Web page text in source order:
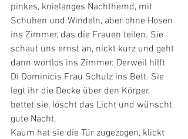
pinkes, knielanges Nachthemd, mit
Schuhen und Windeln, aber ohne Hosen
ins Zimmer, das die Frauen teilen. Sie
schaut uns ernst an, nickt kurz und geht
dann wortlos ins Zimmer. Derweil hilft
Di Dominicis Frau Schulz ins Bett. Sie
legt ihr die Decke über den Körper,
bettet sie, löscht das Licht und wünscht
gute Nacht.
Kaum hat sie die Tür zugezogen, klickt